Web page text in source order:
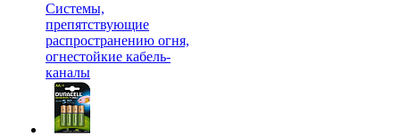
Системы,
препятствующие
распространению огня,
огнестойкие кабель-
каналы